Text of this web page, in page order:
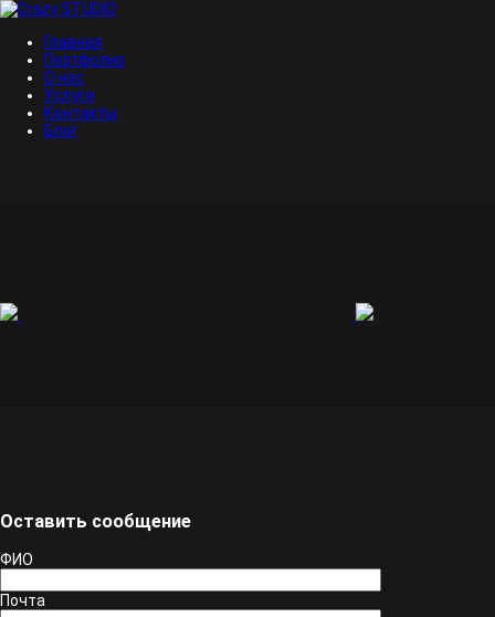
Главная
Портфолио
О нас
Услуги
Контакты
Блог
Оставить сообщение
ФИО
Почта